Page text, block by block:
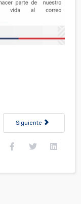
RecreoDeportiva - Bogotá
Artículo siguiente:
Siguiente